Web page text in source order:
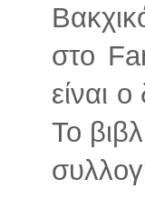
στο
είναι
Το